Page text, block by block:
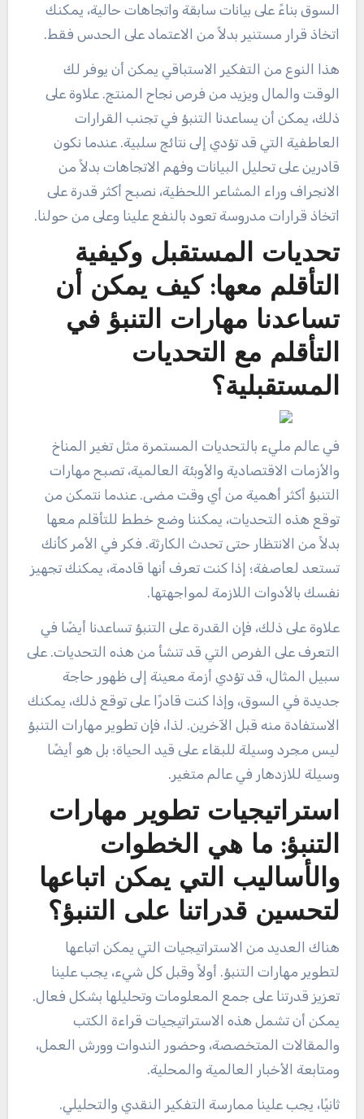
السوق بناءً على بيانات سابقة واتجاهات حالية، يمكنك
اتخاذ قرار مستنير بدلاً من الاعتماد على الحدس فقط.
هذا النوع من التفكير الاستباقي يمكن أن يوفر لك
الوقت والمال ويزيد من فرص نجاح المنتج. علاوة على
ذلك، يمكن أن يساعدنا التنبؤ في تجنب القرارات
العاطفية التي قد تؤدي إلى نتائج سلبية. عندما نكون
قادرين على تحليل البيانات وفهم الاتجاهات بدلاً من
الانجراف وراء المشاعر اللحظية، نصبح أكثر قدرة على
اتخاذ قرارات مدروسة تعود بالنفع علينا وعلى من حولنا.
تحديات المستقبل وكيفية
التأقلم معها: كيف يمكن أن
تساعدنا مهارات التنبؤ في
التأقلم مع التحديات
المستقبلية؟
في عالم مليء بالتحديات المستمرة مثل تغير المناخ
والأزمات الاقتصادية والأوبئة العالمية، تصبح مهارات
التنبؤ أكثر أهمية من أي وقت مضى. عندما نتمكن من
توقع هذه التحديات، يمكننا وضع خطط للتأقلم معها
بدلاً من الانتظار حتى تحدث الكارثة. فكر في الأمر كأنك
تستعد لعاصفة؛ إذا كنت تعرف أنها قادمة، يمكنك تجهيز
نفسك بالأدوات اللازمة لمواجهتها.
علاوة على ذلك، فإن القدرة على التنبؤ تساعدنا أيضًا في
التعرف على الفرص التي قد تنشأ من هذه التحديات. على
سبيل المثال، قد تؤدي أزمة معينة إلى ظهور حاجة
جديدة في السوق، وإذا كنت قادرًا على توقع ذلك، يمكنك
الاستفادة منه قبل الآخرين. لذا، فإن تطوير مهارات التنبؤ
ليس مجرد وسيلة للبقاء على قيد الحياة؛ بل هو أيضًا
وسيلة للازدهار في عالم متغير.
استراتيجيات تطوير مهارات
التنبؤ: ما هي الخطوات
والأساليب التي يمكن اتباعها
لتحسين قدراتنا على التنبؤ؟
هناك العديد من الاستراتيجيات التي يمكن اتباعها
لتطوير مهارات التنبؤ. أولاً وقبل كل شيء، يجب علينا
تعزيز قدرتنا على جمع المعلومات وتحليلها بشكل فعال.
يمكن أن تشمل هذه الاستراتيجيات قراءة الكتب
والمقالات المتخصصة، وحضور الندوات وورش العمل،
ومتابعة الأخبار العالمية والمحلية.
ثانيًا، يجب علينا ممارسة التفكير النقدي والتحليلي.